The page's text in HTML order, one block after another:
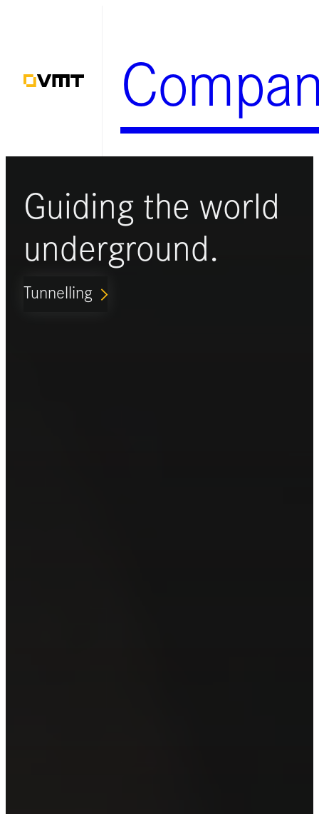
springen
Guiding the world
underground.
Tunnelling ARROW_FORWARD_IOS